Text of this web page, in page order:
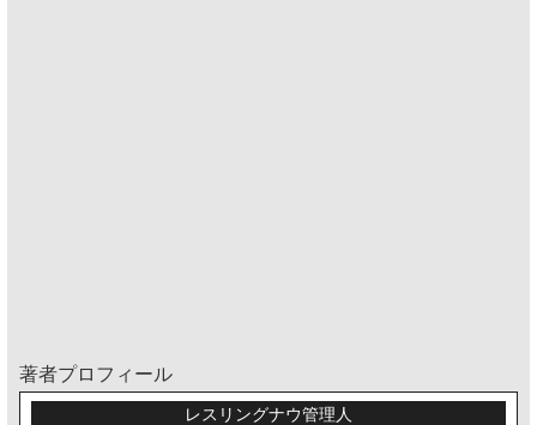
著者プロフィール
レスリングナウ管理人